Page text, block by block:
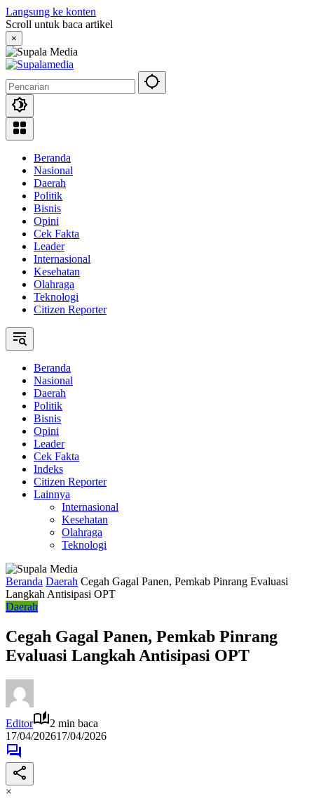
Langsung ke konten
Scroll untuk baca artikel
×
Beranda
Nasional
Daerah
Politik
Bisnis
Opini
Cek Fakta
Leader
Internasional
Kesehatan
Olahraga
Teknologi
Citizen Reporter
Beranda
Nasional
Daerah
Politik
Bisnis
Opini
Leader
Cek Fakta
Indeks
Citizen Reporter
Lainnya
Internasional
Kesehatan
Olahraga
Teknologi
Beranda Daerah Cegah Gagal Panen, Pemkab Pinrang Evaluasi
Langkah Antisipasi OPT
Daerah
Cegah Gagal Panen, Pemkab Pinrang
Evaluasi Langkah Antisipasi OPT
Editor
2 min baca
17/04/202617/04/2026
×